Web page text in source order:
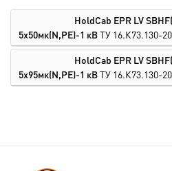
HoldCab EPR LV
5х50мк(N,PE)-1 кВТУ 16.К73.130-
HoldCab EPR LV
5х95мк(N,PE)-1 кВТУ 16.К73.130-